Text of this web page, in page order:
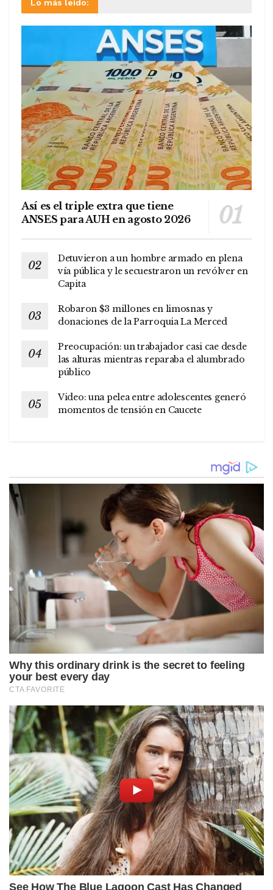
Lo más leído:
Así es el triple extra que tiene
ANSES para AUH en agosto 2026
Detuvieron a un hombre armado en plena
vía pública y le secuestraron un revólver en
Capita
Robaron $3 millones en limosnas y
donaciones de la Parroquia La Merced
Preocupación: un trabajador casi cae desde
las alturas mientras reparaba el alumbrado
público
Video: una pelea entre adolescentes generó
momentos de tensión en Caucete